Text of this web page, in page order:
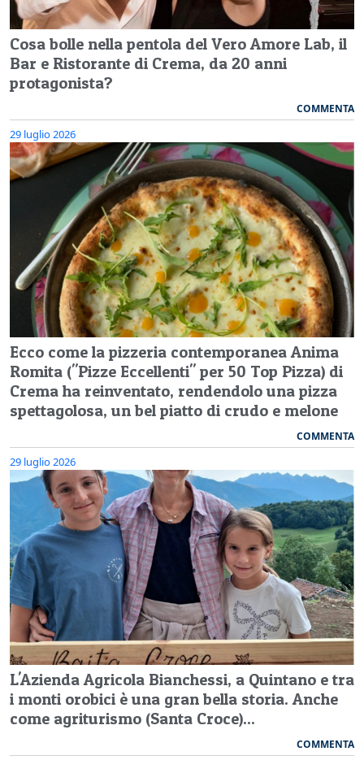
Cosa bolle nella pentola del Vero Amore Lab, il
Bar e Ristorante di Crema, da 20 anni
protagonista?
COMMENTA
29 luglio 2026
Ecco come la pizzeria contemporanea Anima
Romita ("Pizze Eccellenti" per 50 Top Pizza) di
Crema ha reinventato, rendendolo una pizza
spettagolosa, un bel piatto di crudo e melone
COMMENTA
29 luglio 2026
L'Azienda Agricola Bianchessi, a Quintano e tra
i monti orobici è una gran bella storia. Anche
come agriturismo (Santa Croce)...
COMMENTA